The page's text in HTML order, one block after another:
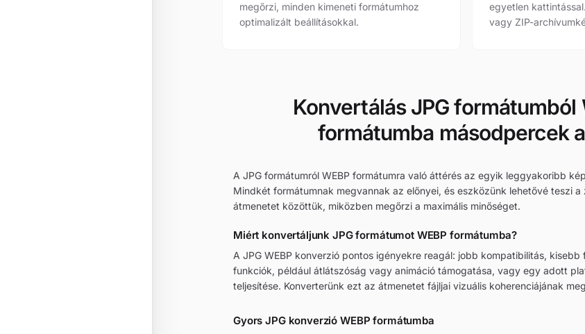
megőrzi, minden kimeneti formátumhoz
optimalizált beállításokkal.
egyetlen
vagy ZIP-
Konvertálás JPG formátumból
formátumba másodpercek
A JPG formátumról WEBP formátumra való áttérés az egyik leggyakoribb
Mindkét formátumnak megvannak az előnyei, és eszközünk lehetővé teszi a
átmenetet közöttük, miközben megőrzi a maximális minőséget.
Miért konvertáljunk JPG formátumot WEBP formátumba?
A JPG WEBP konverzió pontos igényekre reagál: jobb kompatibilitás, kisebb
funkciók, például átlátszóság vagy animáció támogatása, vagy egy adott
teljesítése. Konverterünk ezt az átmenetet fájljai vizuális koherenciájának
Gyors JPG konverzió WEBP formátumba